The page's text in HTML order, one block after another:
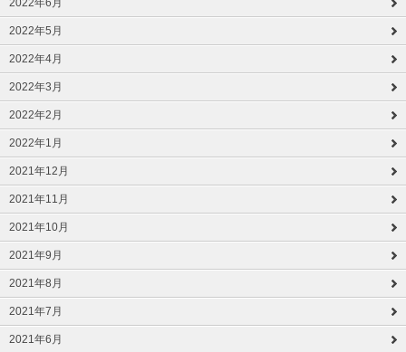
2022年5月
2022年4月
2022年3月
2022年2月
2022年1月
2021年12月
2021年11月
2021年10月
2021年9月
2021年8月
2021年7月
2021年6月